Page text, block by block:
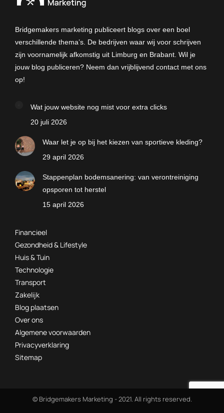
Bridgemakers marketing publiceert blogs over een boel
verschillende thema’s. De bedrijven waar wij voor schrijven
zijn voornamelijk afkomstig uit Limburg en Brabant. Wil je
jouw blog publiceren? Neem dan vrijblijvend contact met ons
op!
Wat jouw website nog mist voor extra clicks
20 juli 2026
Waar let je op bij het kiezen van sportieve kleding?
29 april 2026
Stappenplan bodemsanering: van verontreiniging
opsporen tot herstel
15 april 2026
Financieel
Gezondheid & Lifestyle
Huis & Tuin
Technologie
Transport
Zakelijk
Blog plaatsen
Over ons
Algemene voorwaarden
Privacyverklaring
Sitemap
© Bridgemakers Marketing - 2021. All rights reserved.